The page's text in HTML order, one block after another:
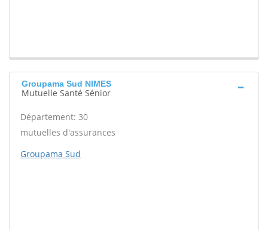
Groupama Sud NIMES
Mutuelle Santé Sénior
Département: 30
mutuelles d'assurances
Groupama Sud